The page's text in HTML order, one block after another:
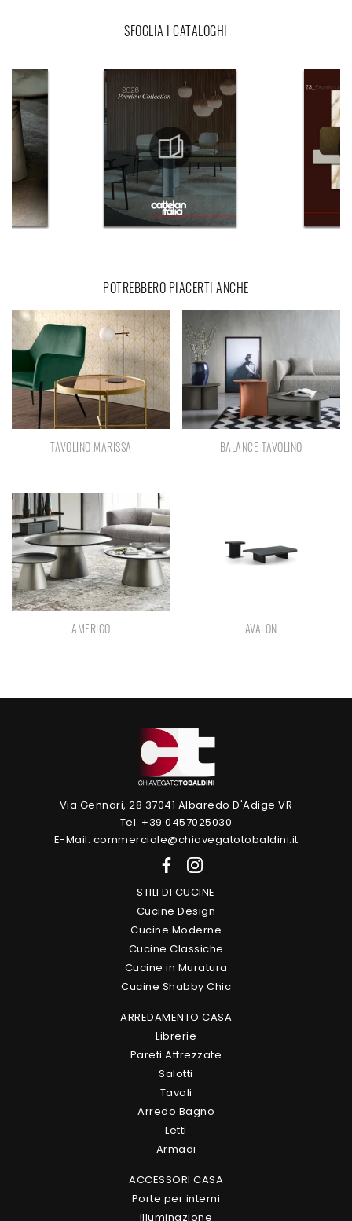
SFOGLIA I CATALOGHI
POTREBBERO PIACERTI ANCHE
TAVOLINO MARISSA BALANCE TAVOLINO
AMERIGO AVALON
Via Gennari, 28 37041 Albaredo D'Adige VR
Tel. +39 0457025030
E-Mail. commerciale@chiavegatotobaldini.it
STILI DI CUCINE
Cucine Design
Cucine Moderne
Cucine Classiche
Cucine in Muratura
Cucine Shabby Chic
ARREDAMENTO CASA
Librerie
Pareti Attrezzate
Salotti
Tavoli
Arredo Bagno
Letti
Armadi
ACCESSORI CASA
Porte per interni
Illuminazione